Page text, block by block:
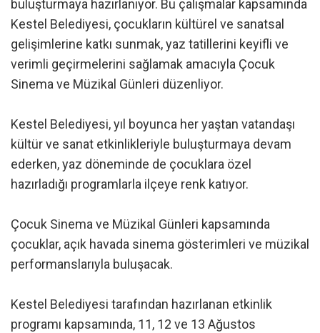
buluşturmaya hazırlanıyor. Bu çalışmalar kapsamında
Kestel Belediyesi, çocukların kültürel ve sanatsal
gelişimlerine katkı sunmak, yaz tatillerini keyifli ve
verimli geçirmelerini sağlamak amacıyla Çocuk
Sinema ve Müzikal Günleri düzenliyor.
Kestel Belediyesi, yıl boyunca her yaştan vatandaşı
kültür ve sanat etkinlikleriyle buluşturmaya devam
ederken, yaz döneminde de çocuklara özel
hazırladığı programlarla ilçeye renk katıyor.
Çocuk Sinema ve Müzikal Günleri kapsamında
çocuklar, açık havada sinema gösterimleri ve müzikal
performanslarıyla buluşacak.
Kestel Belediyesi tarafından hazırlanan etkinlik
programı kapsamında, 11, 12 ve 13 Ağustos